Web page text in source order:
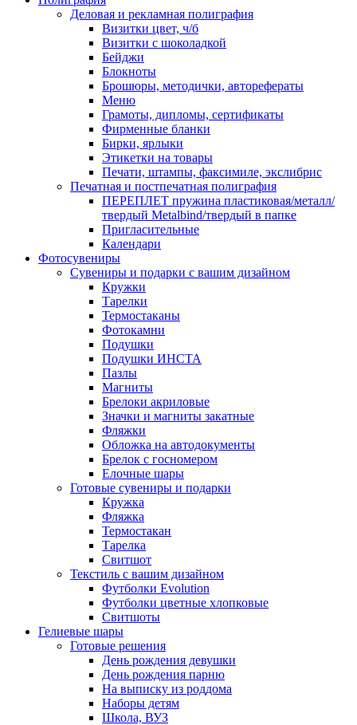
Деловая и рекламная полиграфия
Визитки цвет, ч/б
Визитки с шоколадкой
Бейджи
Блокноты
Брошюры, методички, авторефераты
Меню
Грамоты, дипломы, сертификаты
Фирменные бланки
Бирки, ярлыки
Этикетки на товары
Печати, штампы, факсимиле, экслибрис
Печатная и постпечатная полиграфия
ПЕРЕПЛЕТ пружина пластиковая/металл/
твердый Metalbind/твердый в папке
Пригласительные
Календари
Фотосувениры
Сувениры и подарки с вашим дизайном
Кружки
Тарелки
Термостаканы
Фотокамни
Подушки
Подушки ИНСТА
Пазлы
Магниты
Брелоки акриловые
Значки и магниты закатные
Фляжки
Обложка на автодокументы
Брелок с госномером
Елочные шары
Готовые сувениры и подарки
Кружка
Фляжка
Термостакан
Тарелка
Свитшот
Текстиль с вашим дизайном
Футболки Evolution
Футболки цветные хлопковые
Свитшоты
Гелиевые шары
Готовые решения
День рождения девушки
День рождения парню
На выписку из роддома
Наборы детям
Школа, ВУЗ